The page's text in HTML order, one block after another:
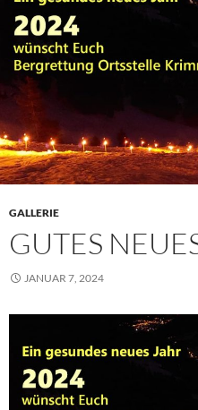
GALLERIE
GUTES
JANUAR 7, 2024